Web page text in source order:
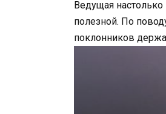
Ведущая настолько
полезной. По
поклонников